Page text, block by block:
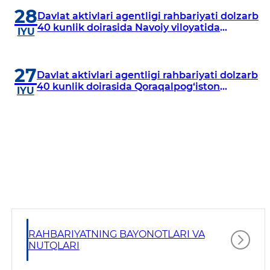
28
IYU
Davlat aktivlari agentligi rahbariyati dolzarb
40 kunlik doirasida Navoiy viloyatida
27
IYU
Davlat aktivlari agentligi rahbariyati dolzarb
40 kunlik doirasida Qoraqalpog‘iston
RAHBARIYATNING BAYONOTLARI VA
NUTQLARI